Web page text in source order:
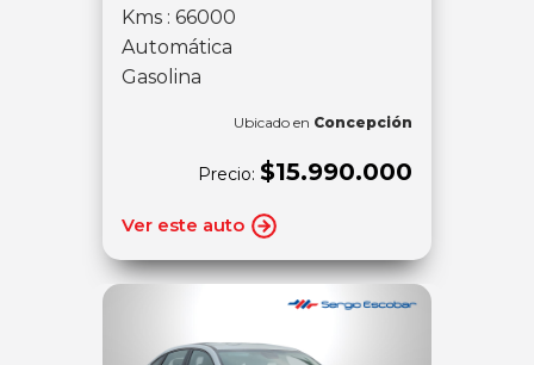
Kms : 66000
Automática
Gasolina
Ubicado en Concepción
Precio: $15.990.000
Ver este auto